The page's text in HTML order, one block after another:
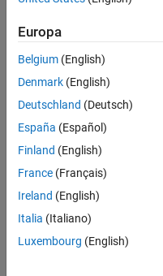
Version History
frame, which is a
in navigation.
North (N): Positive
(geographical north).
(perpendicular to
Down (D): Positive
Limitations
This block is not
Europa
Belgium (English)
Denmark (English)
Deutschland (Deutsch)
España (Español)
Finland (English)
France (Français)
Ireland (English)
Italia (Italiano)
Luxembourg (English)